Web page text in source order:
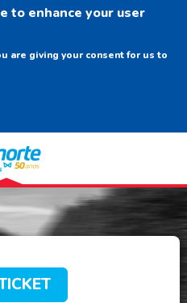
to enhance your user
are giving your consent for us to